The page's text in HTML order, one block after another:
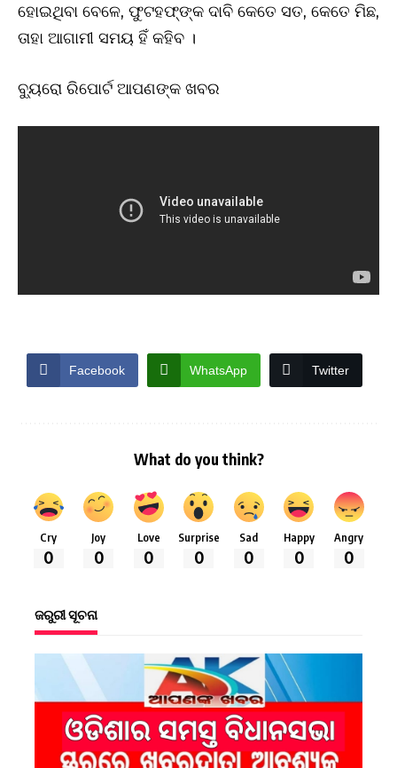
ହୋଇଥିବା ବେଳେ, ଫୁଟହଫ୍‌ଙ୍କ ଦାବି କେତେ ସତ, କେତେ ମିଛ,
ତାହା ଆଗାମୀ ସମୟ ହିଁ କହିବ ।
ବ୍ୟୁରୋ ରିପୋର୍ଟ ଆପଣଙ୍କ ଖବର
Facebook WhatsApp Twitter
What do you think?
Cry
0
Joy
0
Love
0
Surprise
0
Sad
0
Happy
0
Angry
0
ଜରୁରୀ ସୂଚନା